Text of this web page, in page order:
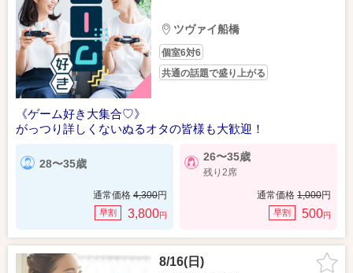
ツヴァイ船橋
個室6対6
共通の話題で盛り上がる
《ゲーム好き大集合♡》
がっつり詳しくないぬるオタの皆様も大歓迎！
28〜35歳
通常価格 4,300円
早割 3,800円
26〜35歳
残り2席
通常価格 1,000円
早割 500円
8/16(日)